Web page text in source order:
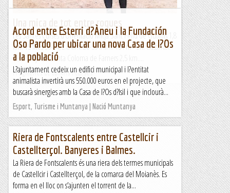
Una mica de tot entre roques
Les Santes Curses d’Orientació Mitja Sant Feliu de Guíxols 1,8
km. 15 fites 56-54, 2.8 km. 20-59 x km. 104 m+ 2n. classificat
de 3 Mitja de Santa Coloma de Farners 2,5 km....
Fragments de camins i curses
Acord entre Esterri d?Àneu i la Fundación
Oso Pardo per ubicar una nova Casa de l?Os
a la població
L?ajuntament cedeix un edifici municipal i l?entitat
animalista invertirà uns 550.000 euros en el projecte, que
buscarà sinergies amb la Casa de l?Os d?Isil i que inclourà...
Esport, Turisme i Muntanya | Nació Muntanya
Riera de Fontscalents entre Castellcir i
Castellterçol. Banyeres i Balmes.
La Riera de Fontscalents és una riera dels termes municipals
de Castellcir i Castellterçol, de la comarca del Moianès. Es
forma en el lloc on s’ajunten el torrent de la...